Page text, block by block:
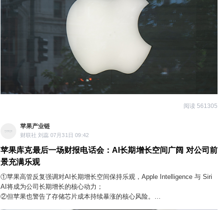
阅读 561305
苹果产业链
财联社 刘蕊 07月31日 09:42
苹果库克最后一场财报电话会：AI长期增长空间广阔 对公司前
景充满乐观
①苹果高管反复强调对AI长期增长空间保持乐观，Apple Intelligence 与 Siri
AI将成为公司长期增长的核心动力；
②但苹果也警告了存储芯片成本持续暴涨的核心风险。